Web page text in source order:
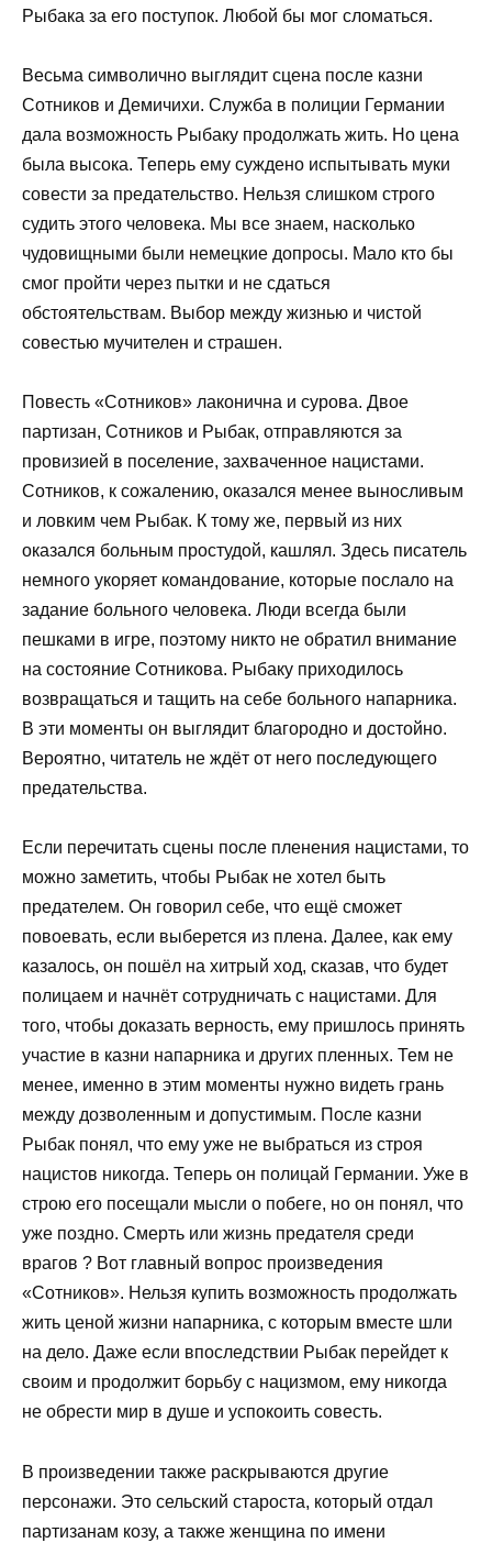
Рыбака за его поступок. Любой бы мог сломаться.
Весьма символично выглядит сцена после казни
Сотников и Демичихи. Служба в полиции Германии
дала возможность Рыбаку продолжать жить. Но цена
была высока. Теперь ему суждено испытывать муки
совести за предательство. Нельзя слишком строго
судить этого человека. Мы все знаем, насколько
чудовищными были немецкие допросы. Мало кто бы
смог пройти через пытки и не сдаться
обстоятельствам. Выбор между жизнью и чистой
совестью мучителен и страшен.
Повесть «Сотников» лаконична и сурова. Двое
партизан, Сотников и Рыбак, отправляются за
провизией в поселение, захваченное нацистами.
Сотников, к сожалению, оказался менее выносливым
и ловким чем Рыбак. К тому же, первый из них
оказался больным простудой, кашлял. Здесь писатель
немного укоряет командование, которые послало на
задание больного человека. Люди всегда были
пешками в игре, поэтому никто не обратил внимание
на состояние Сотникова. Рыбаку приходилось
возвращаться и тащить на себе больного напарника.
В эти моменты он выглядит благородно и достойно.
Вероятно, читатель не ждёт от него последующего
предательства.
Если перечитать сцены после пленения нацистами, то
можно заметить, чтобы Рыбак не хотел быть
предателем. Он говорил себе, что ещё сможет
повоевать, если выберется из плена. Далее, как ему
казалось, он пошёл на хитрый ход, сказав, что будет
полицаем и начнёт сотрудничать с нацистами. Для
того, чтобы доказать верность, ему пришлось принять
участие в казни напарника и других пленных. Тем не
менее, именно в этим моменты нужно видеть грань
между дозволенным и допустимым. После казни
Рыбак понял, что ему уже не выбраться из строя
нацистов никогда. Теперь он полицай Германии. Уже в
строю его посещали мысли о побеге, но он понял, что
уже поздно. Смерть или жизнь предателя среди
врагов ? Вот главный вопрос произведения
«Сотников». Нельзя купить возможность продолжать
жить ценой жизни напарника, с которым вместе шли
на дело. Даже если впоследствии Рыбак перейдет к
своим и продолжит борьбу с нацизмом, ему никогда
не обрести мир в душе и успокоить совесть.
В произведении также раскрываются другие
персонажи. Это сельский староста, который отдал
партизанам козу, а также женщина по имени